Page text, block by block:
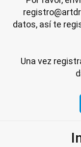
datos, así te
Una vez